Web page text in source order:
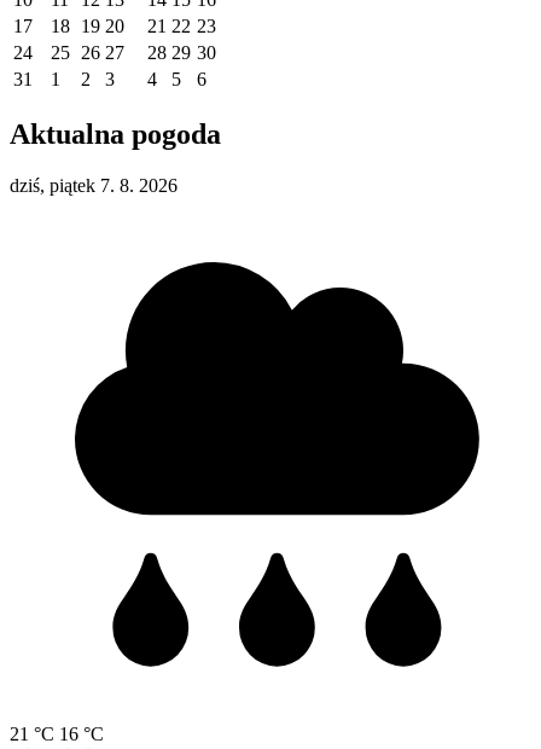
17
18 19 20 21 22 23
24
25 26 27 28 29 30
31
1 2 3 4 5 6
Aktualna pogoda
dziś, piątek 7. 8. 2026
21 °C 16 °C